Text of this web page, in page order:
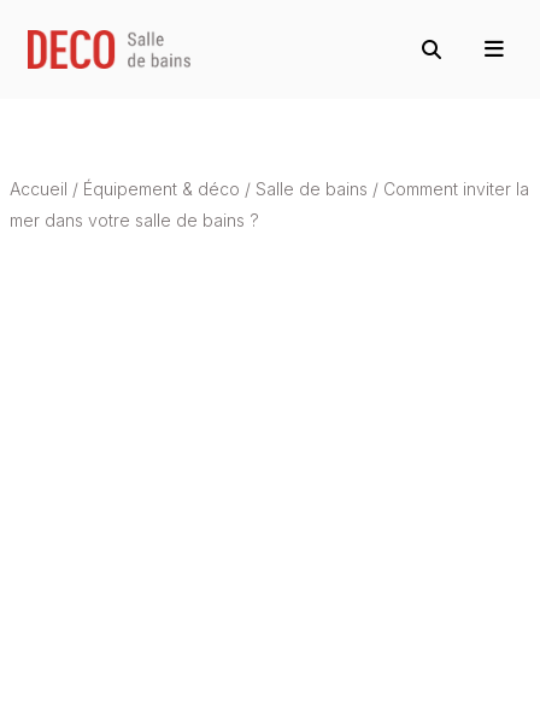
Accueil / Équipement & déco / Salle de bains / Comment inviter la
mer dans votre salle de bains ?